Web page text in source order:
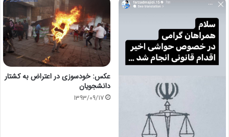
عکس: خودسوزی در اعتراض به کشتار
دانشجویان
1393/09/17